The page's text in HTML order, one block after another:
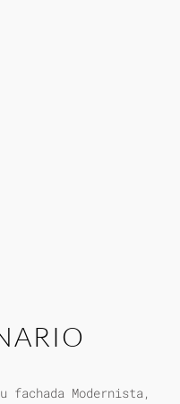
fachada Modernista,